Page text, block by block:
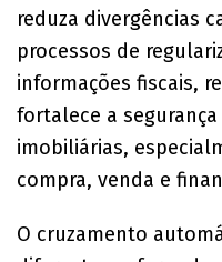
reduza divergências
processos de
informações fiscais,
fortalece a
imobiliárias,
compra, venda e
O cruzamento